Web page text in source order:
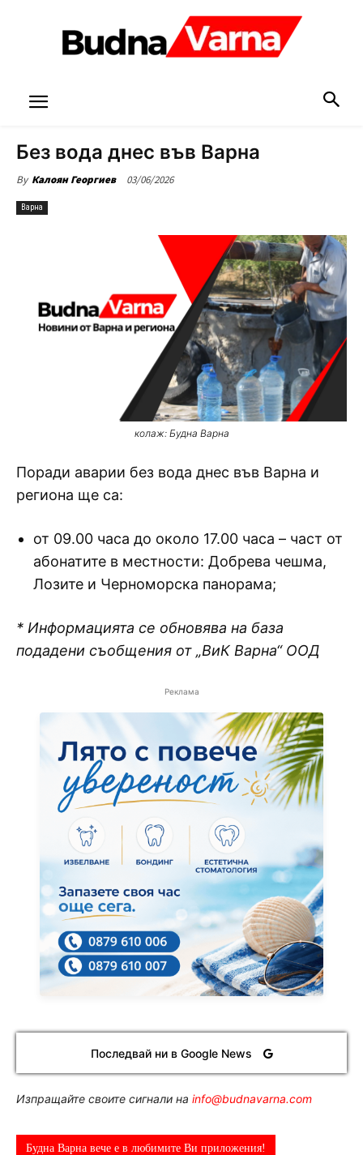
Без вода днес във Варна
By Калоян Георгиев 03/06/2026
Варна
колаж: Будна Варна
Поради аварии без вода днес във Варна и
региона ще са:
от 09.00 часа до около 17.00 часа – част от
абонатите в местности: Добрева чешма,
Лозите и Черноморска панорама;
* Информацията се обновява на база
подадени съобщения от „ВиК Варна“ ООД
Реклама
Последвай ни в Google News
Изпращайте своите сигнали на info@budnavarna.com
Будна Варна вече е в любимите Ви приложения!